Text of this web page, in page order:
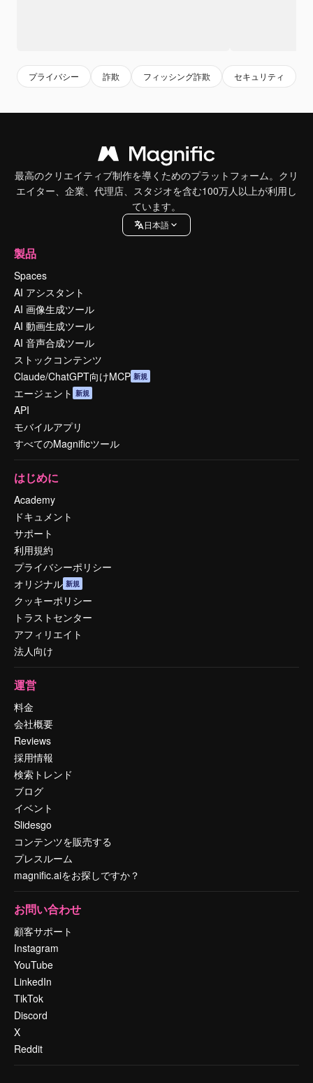
プライバシー 詐欺 フィッシング詐欺 セキュリティ
最高のクリエイティブ制作を導くためのプラットフォーム。クリ
エイター、企業、代理店、スタジオを含む100万人以上が利用し
ています。
日本語
製品
Spaces
AI アシスタント
AI 画像生成ツール
AI 動画生成ツール
AI 音声合成ツール
ストックコンテンツ
Claude/ChatGPT向けMCP 新規
エージェント 新規
API
モバイルアプリ
すべてのMagnificツール
はじめに
Academy
ドキュメント
サポート
利用規約
プライバシーポリシー
オリジナル 新規
クッキーポリシー
トラストセンター
アフィリエイト
法人向け
運営
料金
会社概要
Reviews
採用情報
検索トレンド
ブログ
イベント
Slidesgo
コンテンツを販売する
プレスルーム
magnific.aiをお探しですか？
お問い合わせ
顧客サポート
Instagram
YouTube
LinkedIn
TikTok
Discord
X
Reddit